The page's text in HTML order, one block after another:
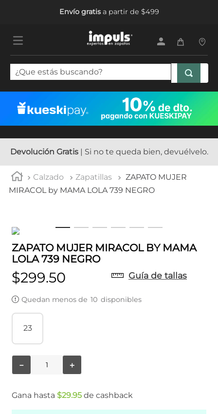
Envío gratisa partir de $499
¿Que estás buscando?
Devolución Gratis| Si no te queda bien, devuélvelo.
Calzado Zapatillas
ZAPATO MUJER
MIRACOL by MAMA LOLA 739 NEGRO
ZAPATO MUJER MIRACOL BY MAMA
LOLA 739 NEGRO
$299.50 Guía de tallas
Quedan menos de 10 disponibles
23
＋
－
Gana hasta $29.95 de cashback
1.
tenis mujer
tenis hombre
5. tenis